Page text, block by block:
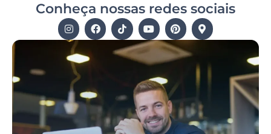
Conheça nossas redes sociais